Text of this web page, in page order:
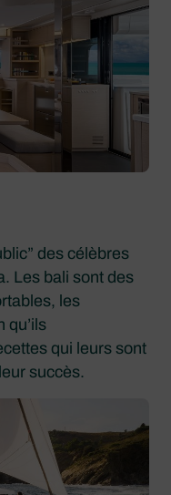
des célèbres
Les bali sont des
les
qu’ils
qui leurs sont
succès.